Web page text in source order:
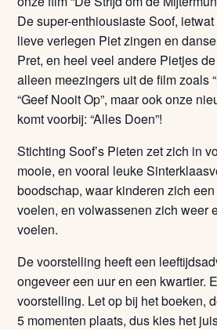
De super-enthiousiaste Soof,
lieve verlegen Piet zingen en
Pret, en heel veel andere Pietjes
alleen meezingers uit de film zoals
“Geef Nooit Op”, maar ook onze
komt voorbij: “Alles Doen”!
Stichting Soof’s Pieten zet zich in
mooie, en vooral leuke
boodschap, waar kinderen zich
voelen, en volwassenen zich weer
voelen.
De voorstelling heeft een
ongeveer een uur en een kwartier.
voorstelling. Let op bij het boeken,
5 momenten plaats, dus kies het